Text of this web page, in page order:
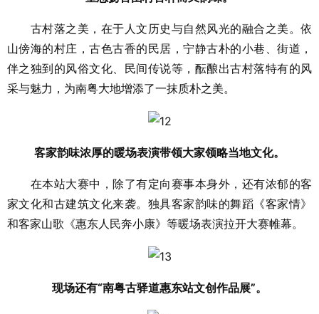
古村落之美，在于人文历史与自然风光的融合之美。依
山傍海的村庄，古色古香的民居，宁静古朴的小巷、街道，
伴之独到的风俗文化、民间传说等，酝酿出古村落特有的风
采与魅力，为南粤大地增添了一抹质朴之美。
客家韵味浓厚的暖场表演带领大家领略当地文化。
在本站大赛中，除了有定向赛事本身外，还有浓郁的客
家文化和古建筑文化来袭。独具客家韵味的舞蹈《客家情》
和客家山歌《惠东人民奔小康》等暖场表演拉开大赛帷幕。
现场还有“南粤古驿道惠东站文创作品展”。